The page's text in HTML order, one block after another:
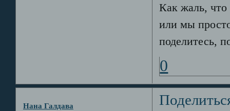
Как жаль, что
или мы
поделитесь,
0
Нана Галдава